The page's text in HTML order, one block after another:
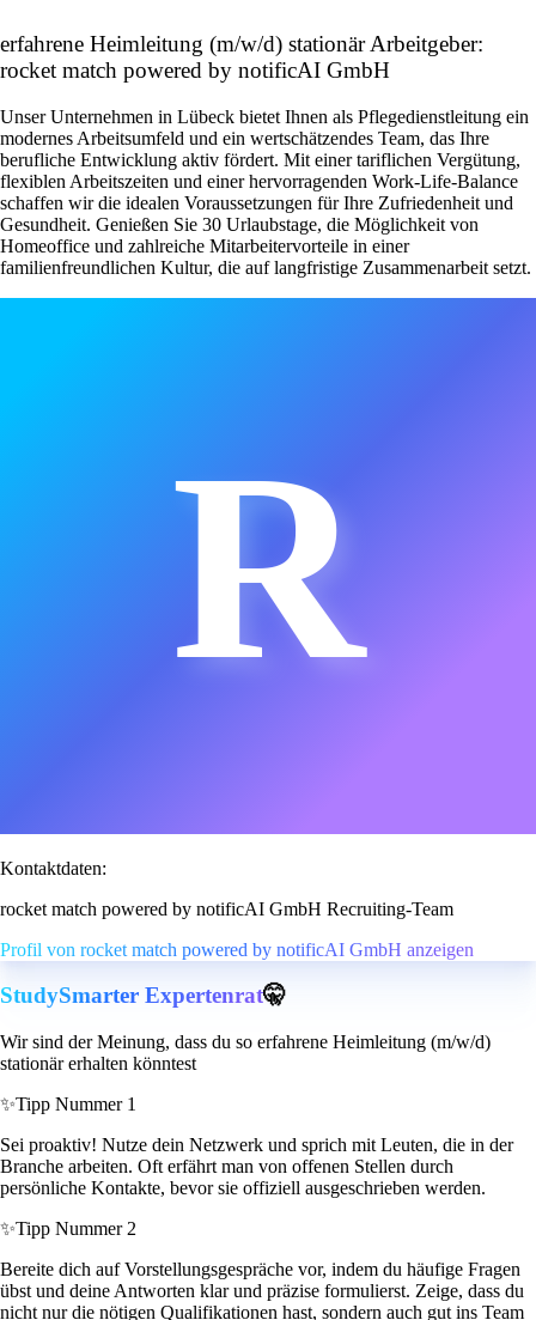
erfahrene Heimleitung (m/w/d) stationär Arbeitgeber:
rocket match powered by notificAI GmbH
Unser Unternehmen in Lübeck bietet Ihnen als Pflegedienstleitung ein
modernes Arbeitsumfeld und ein wertschätzendes Team, das Ihre
berufliche Entwicklung aktiv fördert. Mit einer tariflichen Vergütung,
flexiblen Arbeitszeiten und einer hervorragenden Work-Life-Balance
schaffen wir die idealen Voraussetzungen für Ihre Zufriedenheit und
Gesundheit. Genießen Sie 30 Urlaubstage, die Möglichkeit von
Homeoffice und zahlreiche Mitarbeitervorteile in einer
familienfreundlichen Kultur, die auf langfristige Zusammenarbeit setzt.
R
Kontaktdaten:
rocket match powered by notificAI GmbH Recruiting-Team
Profil von rocket match powered by notificAI GmbH anzeigen
StudySmarter Expertenrat🤫
Wir sind der Meinung, dass du so erfahrene Heimleitung (m/w/d)
stationär erhalten könntest
✨Tipp Nummer 1
Sei proaktiv! Nutze dein Netzwerk und sprich mit Leuten, die in der
Branche arbeiten. Oft erfährt man von offenen Stellen durch
persönliche Kontakte, bevor sie offiziell ausgeschrieben werden.
✨Tipp Nummer 2
Bereite dich auf Vorstellungsgespräche vor, indem du häufige Fragen
übst und deine Antworten klar und präzise formulierst. Zeige, dass du
nicht nur die nötigen Qualifikationen hast, sondern auch gut ins Team